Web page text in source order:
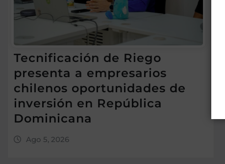
Tecnificación de Riego
presenta a empresarios
chilenos oportunidades de
inversión en República
Dominicana
Ago 5, 2026